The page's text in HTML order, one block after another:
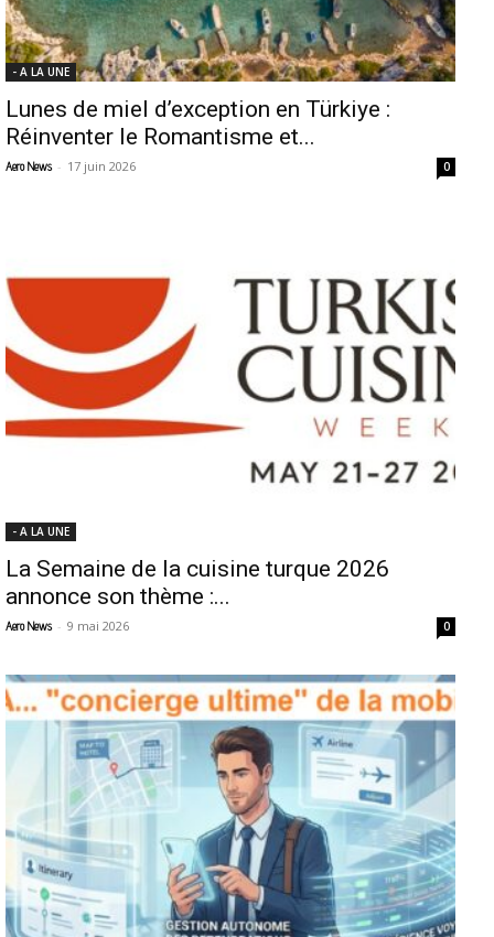
- A LA UNE
Lunes de miel d’exception en Türkiye :
Réinventer le Romantisme et...
Aero News - 17 juin 2026 0
- A LA UNE
La Semaine de la cuisine turque 2026
annonce son thème :...
Aero News - 9 mai 2026 0